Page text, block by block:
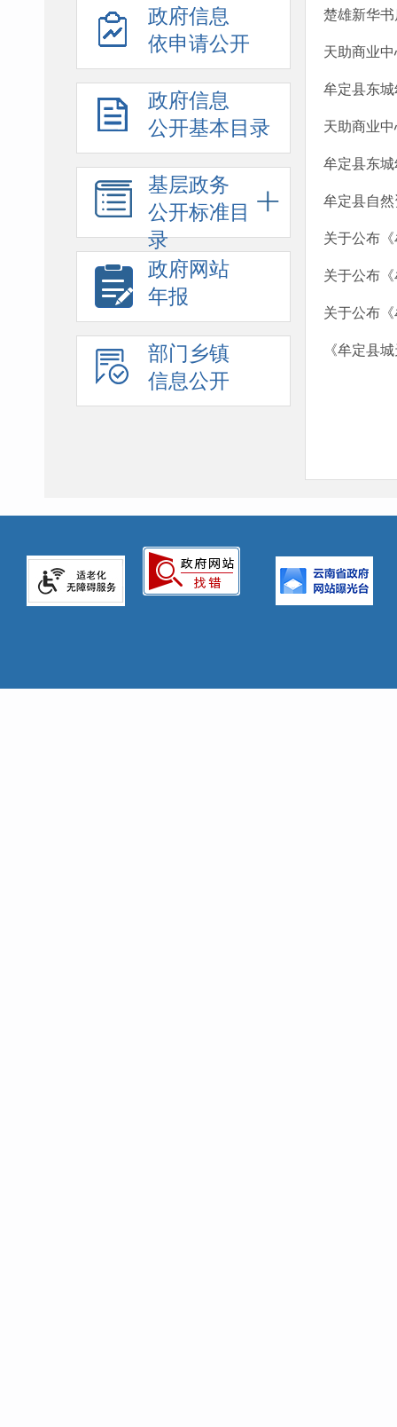
政府信息
依申请公开
政府信息
公开基本目录
基层政务
公开标准目
录
政府网站
年报
部门乡镇
信息公开
楚雄新华
天助商业
牟定县东
天助商业
牟定县东
牟定县自
关于公布
关于公布
关于公布
《牟定县